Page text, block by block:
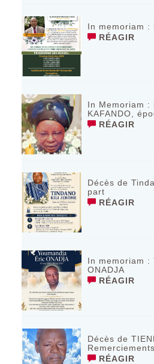
In memoriam :
RÉAGIR
In Memoriam :
KAFANDO,
RÉAGIR
Décès de
part
RÉAGIR
In memoriam :
ONADJA
RÉAGIR
Décès de
RÉAGIR